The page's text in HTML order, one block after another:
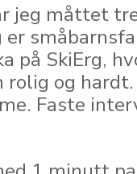
jeg måttet
er
på SkiErg,
og
Faste